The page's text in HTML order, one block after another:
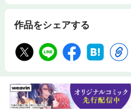
作品をシェアする